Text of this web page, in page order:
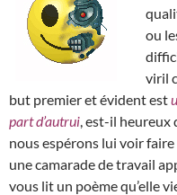
ou
viril
but premier et évident est
part d’autrui , est-il heureux
nous espérons lui voir
une camarade de travail
vous lit un poème qu’elle